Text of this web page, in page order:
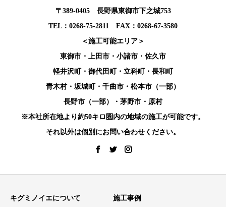
〒389-0405 長野県東御市下之城753
TEL：0268-75-2811 FAX：0268-67-3580
＜施工可能エリア＞
東御市・上田市・小諸市・佐久市
軽井沢町・御代田町・立科町・長和町
青木村・坂城町・千曲市・松本市（一部）
長野市（一部）・茅野市・原村
※本社所在地より約50キロ圏内の地域の施工が可能です。
それ以外は個別にお問い合わせください。
キグミノイエについて 施工事例